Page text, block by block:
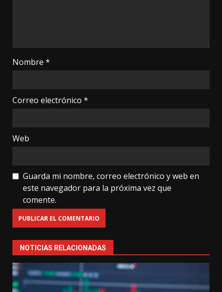
Nombre *
Correo electrónico *
Web
Guarda mi nombre, correo electrónico y web en
este navegador para la próxima vez que
comente.
NOTICIAS RELACIONADAS